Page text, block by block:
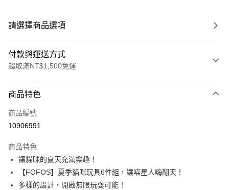
請選擇商品選項
付款與運送方式
超取滿NT$1,500免運
信用卡一次付款
超商取貨付款
Apple Pay
街口支付
商品特色
商品編號
10906991
商品特色
讓貓咪的夏天充滿樂趣！
【FOFOS】夏季貓咪玩具6件組，讓喵星人嗨翻天！
多樣的設計，開啟無限玩耍可能！